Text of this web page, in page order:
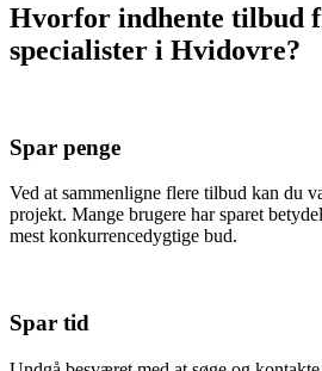
Hvorfor indhente tilbud
specialister i Hvidovre?
Spar penge
Ved at sammenligne flere tilbud kan du
projekt. Mange brugere har sparet
mest konkurrencedygtige bud.
Spar tid